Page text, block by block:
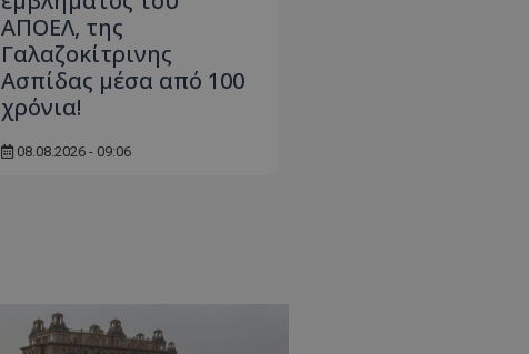
ΑΠΟΕΛ, της
Γαλαζοκίτρινης
Ασπίδας μέσα από 100
χρόνια!
08.08.2026 - 09:06